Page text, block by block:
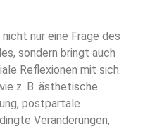
nur eine Frage des
sondern bringt auch
Reflexionen mit sich.
z. B. ästhetische
postpartale
Veränderungen,